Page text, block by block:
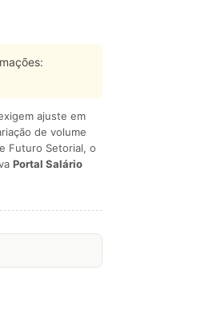
ajuste em
de volume
Futuro Setorial, o
Portal Salário